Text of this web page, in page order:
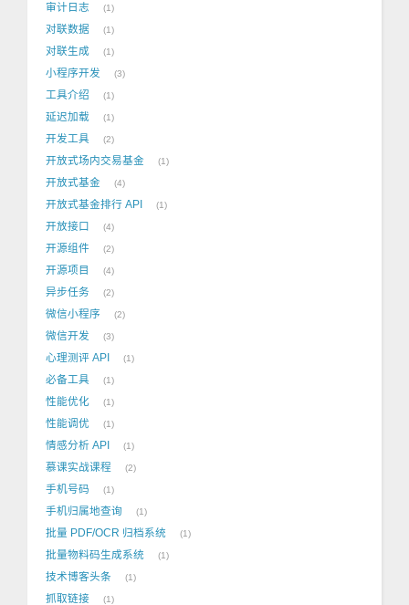
审计日志 1
对联数据 1
对联生成 1
小程序开发 3
工具介绍 1
延迟加载 1
开发工具 2
开放式场内交易基金 1
开放式基金 4
开放式基金排行 API 1
开放接口 4
开源组件 2
开源项目 4
异步任务 2
微信小程序 2
微信开发 3
心理测评 API 1
必备工具 1
性能优化 1
性能调优 1
情感分析 API 1
慕课实战课程 2
手机号码 1
手机归属地查询 1
批量 PDF/OCR 归档系统 1
批量物料码生成系统 1
技术博客头条 1
抓取链接 1